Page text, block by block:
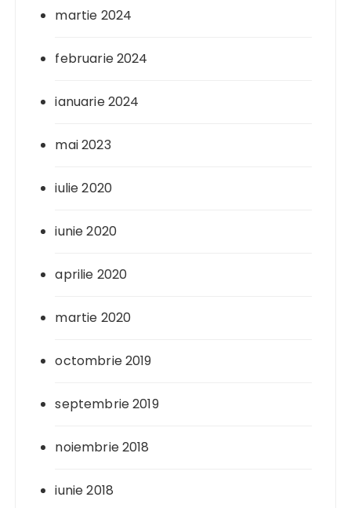
martie 2024
februarie 2024
ianuarie 2024
mai 2023
iulie 2020
iunie 2020
aprilie 2020
martie 2020
octombrie 2019
septembrie 2019
noiembrie 2018
iunie 2018